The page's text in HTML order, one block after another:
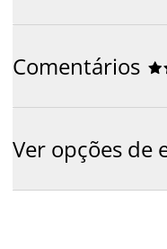
Comentários 

Ver opções de